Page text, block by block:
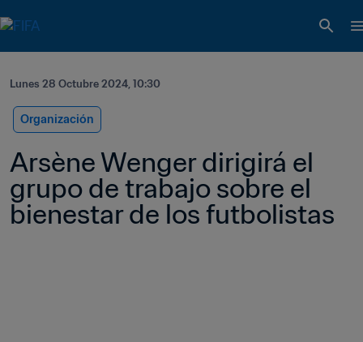
Lunes 28 Octubre 2024, 10:30
Organización
Arsène Wenger dirigirá el
grupo de trabajo sobre el
bienestar de los futbolistas